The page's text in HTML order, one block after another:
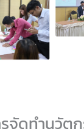
จัดทำนวัต